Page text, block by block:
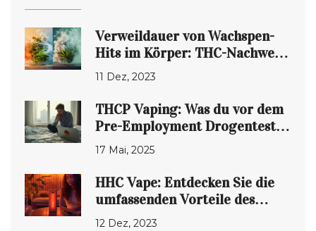
Verweildauer von Wachspen-
Hits im Körper: THC-Nachweis
und Abbau
11 Dez, 2023
THCP Vaping: Was du vor dem
Pre-Employment Drogentest
meiden solltest
17 Mai, 2025
HHC Vape: Entdecken Sie die
umfassenden Vorteile des
Verdampfens
12 Dez, 2023